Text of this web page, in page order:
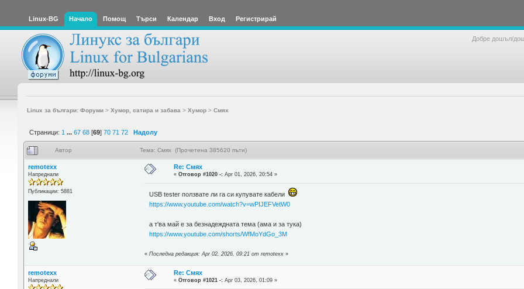
Linux-BG Начало Помощ Търси Календар Вход Регистрирай
Добре дошъл/
Linux за българи: Форуми> Хумор, сатира и забава > Хумор> Смях
Страници: 1 ... 67 68 [69] 70 71 72 Надолу
Автор Тема: Смях (Прочетена 385620 пъти)
remotexx
Напреднали
Публикации: 5881
Re: Смях
«Отговор #1020 -: Apr 01, 2026, 20:54 »
USB tester ползвате ли га си купувате кабели
https://www.youtube.com/watch?v=wPIJEFVetW0
а т'ва май е за безнадеждната тема (ама и за тука)
https://www.youtube.com/shorts/WfMoYdGo_3M
«Последна редакция: Apr 02, 2026, 09:21 от remotexx »
remotexx
Напреднали
Re: Смях
«Отговор #1021 -: Apr 03, 2026, 01:09 »